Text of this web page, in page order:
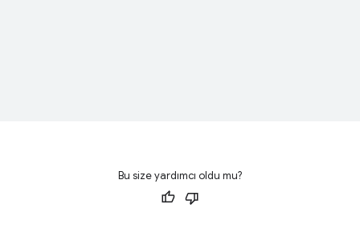
Bu size yardımcı oldu mu?